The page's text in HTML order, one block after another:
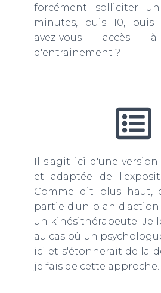
forcément solliciter
minutes, puis 10, puis
avez-vous
d'entrainement ?
Il s'agit ici d'une
et adaptée de
Comme dit plus haut,
partie d'un plan
un kinésithérapeute. Je
au cas où un
ici et s'étonnerait de la
je fais de cette approche.